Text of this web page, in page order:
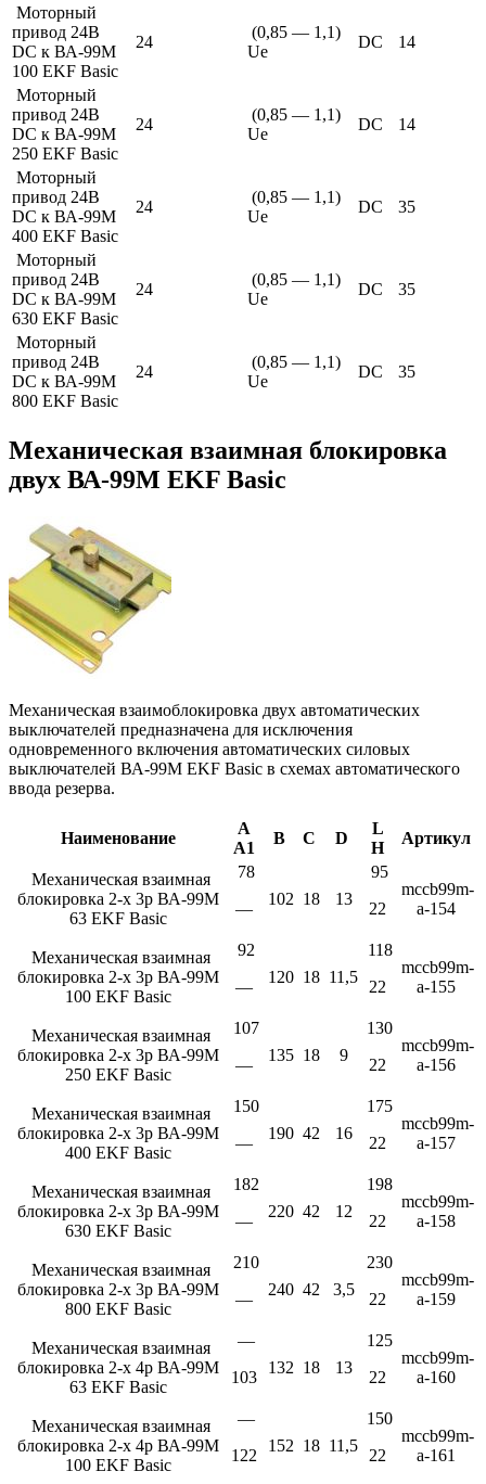
Моторный
привод 24В
DC к ВА-99М
100 EKF Basic
24
(0,85 — 1,1)
Ue
DC 14
Моторный
привод 24В
DC к ВА-99М
250 EKF Basic
24
(0,85 — 1,1)
Ue
DC 14
Моторный
привод 24В
DC к ВА-99М
400 EKF Basic
24
(0,85 — 1,1)
Ue
DC 35
Моторный
привод 24В
DC к ВА-99М
630 EKF Basic
24
(0,85 — 1,1)
Ue
DC 35
Моторный
привод 24В
DC к ВА-99М
800 EKF Basic
24
(0,85 — 1,1)
Ue
DC 35
Механическая взаимная блокировка
двух ВА-99М EKF Basic
Механическая взаимоблокировка двух автоматических
выключателей предназначена для исключения
одновременного включения автоматических силовых
выключателей ВА-99М EKF Basic в схемах автоматического
ввода резерва.
Наименование
A
A1
B C D
L
H
Артикул
Механическая взаимная
блокировка 2-х 3р ВА-99М
63 EKF Basic
78
—
102 18 13
95
22
mccb99m-
a-154
Механическая взаимная
блокировка 2-х 3р ВА-99М
100 EKF Basic
92
—
120 18 11,5
118
22
mccb99m-
a-155
Механическая взаимная
блокировка 2-х 3р ВА-99М
250 EKF Basic
107
—
135 18 9
130
22
mccb99m-
a-156
Механическая взаимная
блокировка 2-х 3р ВА-99М
400 EKF Basic
150
—
190 42 16
175
22
mccb99m-
a-157
Механическая взаимная
блокировка 2-х 3р ВА-99М
630 EKF Basic
182
—
220 42 12
198
22
mccb99m-
a-158
Механическая взаимная
блокировка 2-х 3р ВА-99М
800 EKF Basic
210
—
240 42 3,5
230
22
mccb99m-
a-159
Механическая взаимная
блокировка 2-х 4р ВА-99М
63 EKF Basic
—
103
132 18 13
125
22
mccb99m-
a-160
Механическая взаимная
блокировка 2-х 4р ВА-99М
100 EKF Basic
—
122
152 18 11,5
150
22
mccb99m-
a-161